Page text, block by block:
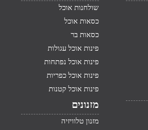
שולחנות אוכל
כסאות אוכל
כסאות בר
פינות אוכל עגולות
פינות אוכל נפתחות
פינות אוכל כפריות
פינות אוכל קטנות
מזנונים
מזנון טלוויזיה